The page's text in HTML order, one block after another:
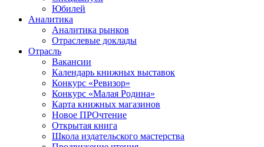
Юбилей
Аналитика
Аналитика рынков
Отраслевые доклады
Отрасль
Вакансии
Календарь книжных выставок
Конкурс «Ревизор»
Конкурс «Малая Родина»
Карта книжных магазинов
Новое ПРОчтение
Открытая книга
Школа издательского мастерства